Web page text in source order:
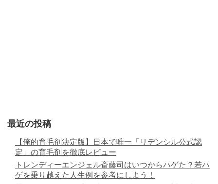
最近の投稿
【俺的育毛剤決定版】日本で唯一「リデンシル公式認
定」の育毛剤を徹底レビュー
トレンディーエンジェル斎藤司はいつからハゲた？若ハ
ゲを乗り越えた人生例を参考にしよう！